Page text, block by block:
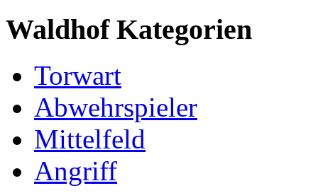
Waldhof Kategorien
Torwart
Abwehrspieler
Mittelfeld
Angriff